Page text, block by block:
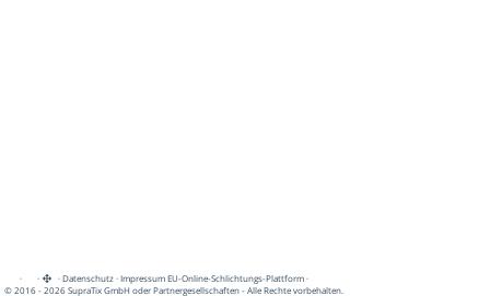
· · ·Datenschutz·Impressum EU-Online-Schlichtungs-Plattform·
© 2016 - 2026 SupraTix GmbH oder Partnergesellschaften - Alle Rechte vorbehalten.